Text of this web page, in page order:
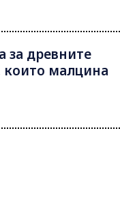
за древните
малцина